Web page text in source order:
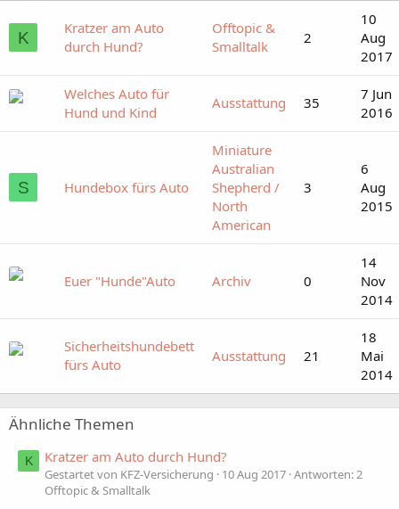
K
Kratzer am Auto
durch Hund?
Offtopic &
Smalltalk
2
10
Aug
2017
Welches Auto für
Hund und Kind
Ausstattung 35
7 Jun
2016
S Hundebox fürs Auto
Miniature
Australian
Shepherd /
North
American
3
6
Aug
2015
Euer "Hunde"Auto Archiv 0
14
Nov
2014
Sicherheitshundebett
fürs Auto
Ausstattung 21
18
Mai
2014
Ähnliche Themen
K Kratzer am Auto durch Hund?
Gestartet von KFZ-Versicherung 10 Aug 2017 Antworten: 2
Offtopic & Smalltalk